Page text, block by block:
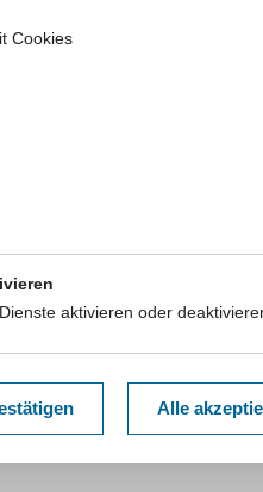
Cookies
aktivieren oder
Alle